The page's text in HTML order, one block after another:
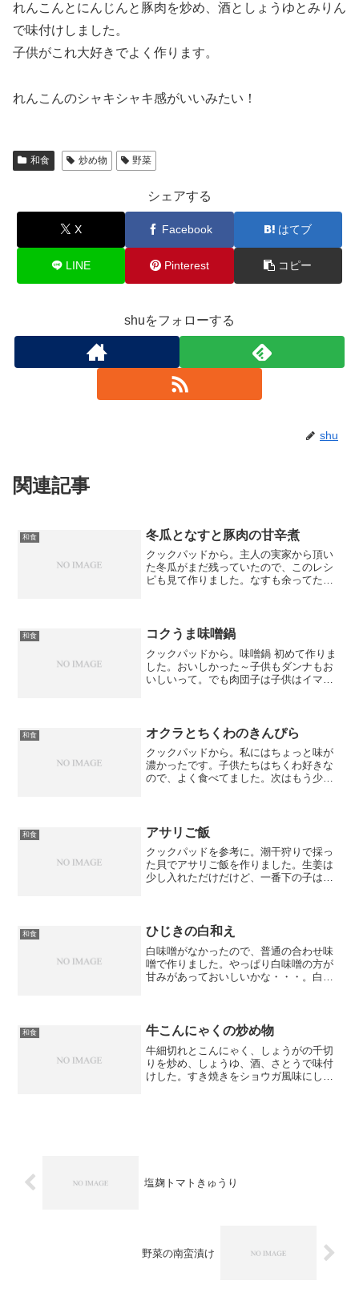
れんこんとにんじんと豚肉を炒め、酒としょうゆとみりん
で味付けしました。
子供がこれ大好きでよく作ります。
れんこんのシャキシャキ感がいいみたい！
和食 炒め物 野菜
シェアする
X Facebook はてブ
LINE Pinterest コピー
shuをフォローする
shu
関連記事
和食 冬瓜となすと豚肉の甘辛煮
クックパッドから。主人の実家から頂い
た冬瓜がまだ残っていたので、このレシ
ピも見て作りました。なすも余ってた
和食 コクうま味噌鍋
クックパッドから。味噌鍋 初めて作りま
した。おいしかった～子供もダンナもお
いしいって。でも肉団子は子供はイマイ
和食 オクラとちくわのきんぴら
クックパッドから。私にはちょっと味が
濃かったです。子供たちはちくわ好きな
ので、よく食べてました。次はもう少し
和食 アサリご飯
クックパッドを参考に。潮干狩りで採っ
た貝でアサリご飯を作りました。生姜は
少し入れただけだけど、一番下の子は
和食 ひじきの白和え
白味噌がなかったので、普通の合わせ味
噌で作りました。やっぱり白味噌の方が
甘みがあっておいしいかな・・・。白ご
和食 牛こんにゃくの炒め物
牛細切れとこんにゃく、しょうがの千切
りを炒め、しょうゆ、酒、さとうで味付
けした。すき焼きをショウガ風味にした
塩麹トマトきゅうり
野菜の南蛮漬け